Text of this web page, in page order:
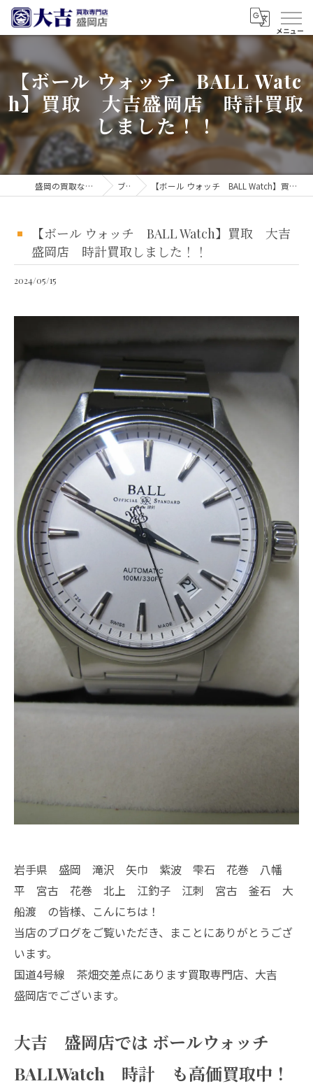
【ボール ウォッチ BALL Watc
h】買取 大吉盛岡店 時計買取
しました！！
盛岡の買取なら買取大吉 盛岡店 ブログ 【ボール ウォッチ BALL Watch】買取 大吉盛岡店 時計買取しました！！
【ボール ウォッチ BALL Watch】買取 大吉
盛岡店 時計買取しました！！
2024/05/15
岩手県 盛岡 滝沢 矢巾 紫波 雫石 花巻 八幡
平 宮古 花巻 北上 江釣子 江刺 宮古 釜石 大
船渡 の皆様、こんにちは！
当店のブログをご覧いただき、まことにありがとうござ
います。
国道4号線 茶畑交差点にあります買取専門店、大吉
盛岡店でございます。
大吉 盛岡店では ボールウォッチ
BALLWatch 時計 も高価買取中！